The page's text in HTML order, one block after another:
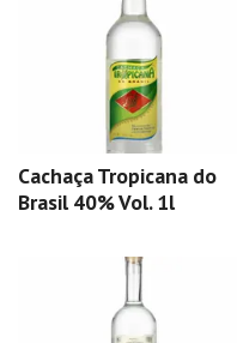
Cachaça Tropicana do
Brasil 40% Vol. 1l